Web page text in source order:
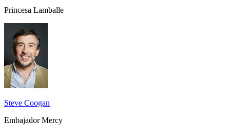
Princesa Lamballe
Steve Coogan
Embajador Mercy